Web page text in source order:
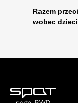
Razem
wobec dzieci